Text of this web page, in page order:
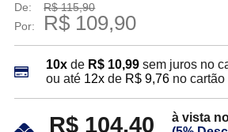
De:
R$ 115,90
Por:
R$ 109,90
10xde R$ 10,99 sem juros no
ou até 12xde R$ 9,76no cartão
R$ 104,40
à vista